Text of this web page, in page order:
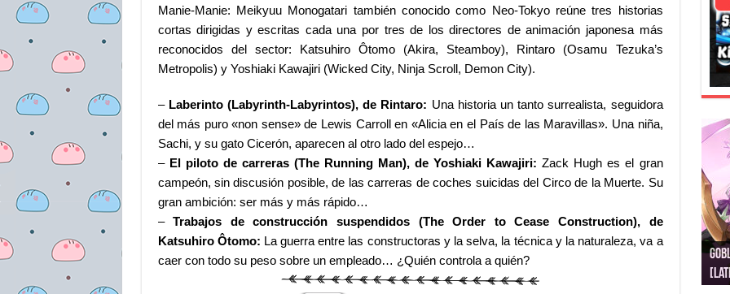
Manie-Manie: Meikyuu Monogatari también conocido como Neo-Tokyo reúne tres historias
cortas dirigidas y escritas cada una por tres de los directores de animación japonesa más
reconocidos del sector: Katsuhiro Ôtomo (Akira, Steamboy), Rintaro (Osamu Tezuka’s
Metropolis) y Yoshiaki Kawajiri (Wicked City, Ninja Scroll, Demon City).
– Laberinto (Labyrinth-Labyrintos), de Rintaro: Una historia un tanto surrealista, seguidora
del más puro «non sense» de Lewis Carroll en «Alicia en el País de las Maravillas». Una niña,
Sachi, y su gato Cicerón, aparecen al otro lado del espejo…
– El piloto de carreras (The Running Man), de Yoshiaki Kawajiri: Zack Hugh es el gran
campeón, sin discusión posible, de las carreras de coches suicidas del Circo de la Muerte. Su
gran ambición: ser más y más rápido…
–Trabajos de construcción suspendidos (The Order to Cease Construction), de
Katsuhiro Ôtomo: La guerra entre las constructoras y la selva, la técnica y la naturaleza, va a
caer con todo su peso sobre un empleado… ¿Quién controla a quién?